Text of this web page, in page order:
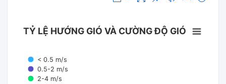
TỶ LỆ HƯỚNG GIÓ VÀ CƯỜNG ĐỘ GIÓ
< 0.5 m/s
0.5-2 m/s
2-4 m/s